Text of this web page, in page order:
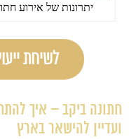
יתרונות של אירוע
לשיחת
חתונה ביקב – איך
ועדיין להישאר בארץ